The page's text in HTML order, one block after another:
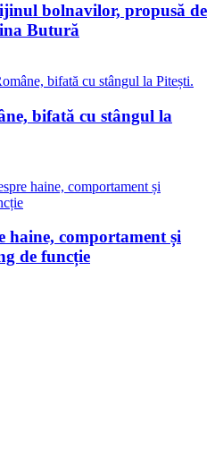
bolnavilor, propusă de
Butură
bifată cu stângul la
haine, comportament și
de funcție